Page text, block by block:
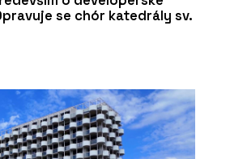
se chór katedrály sv.